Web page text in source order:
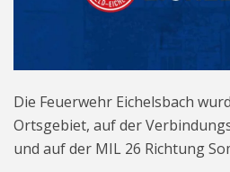
Die Feuerwehr Eichelsbach
Ortsgebiet, auf der
und auf der MIL 26 Richtung